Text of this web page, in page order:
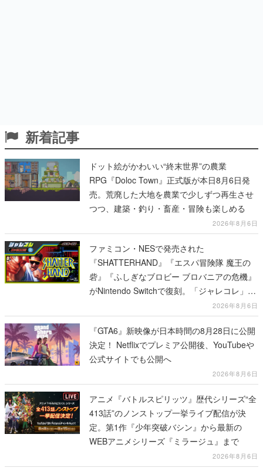
新着記事
ドット絵がかわいい“終末世界”の農業
RPG『Doloc Town』正式版が本日8月6日発
売。荒廃した大地を農業で少しずつ再生させ
つつ、建築・釣り・畜産・冒険も楽しめる
2026年8月6日
ファミコン・NESで発売された
『SHATTERHAND』『エスパ冒険隊 魔王の
砦』『ふしぎなブロビー ブロバニアの危機』
がNintendo Switchで復刻。「ジャレコレ」シ
2026年8月6日
『GTA6』新映像が日本時間の8月28日に公開
決定！ Netflixでプレミア公開後、YouTubeや
公式サイトでも公開へ
2026年8月6日
アニメ『バトルスピリッツ』歴代シリーズ“全
413話”のノンストップ一挙ライブ配信が決
定。第1作『少年突破バシン』から最新の
WEBアニメシリーズ『ミラージュ』まで
2026年8月6日